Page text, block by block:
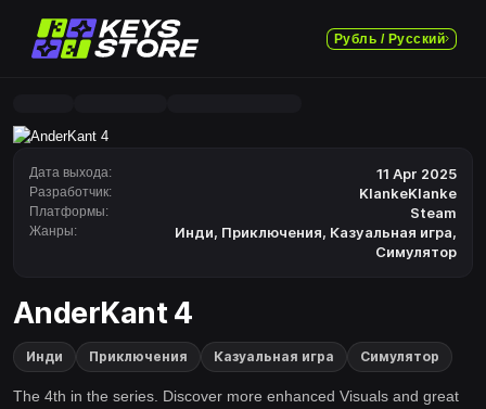
Рубль / Русский
Дата выхода: 11 Apr 2025
Разработчик: KlankeKlanke
Платформы: Steam
Жанры: Инди, Приключения, Казуальная игра,
Симулятор
AnderKant 4
Инди Приключения Казуальная игра Симулятор
The 4th in the series. Discover more enhanced Visuals and great